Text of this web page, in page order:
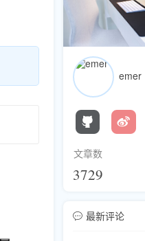
emer
文章数
3729
最新评论